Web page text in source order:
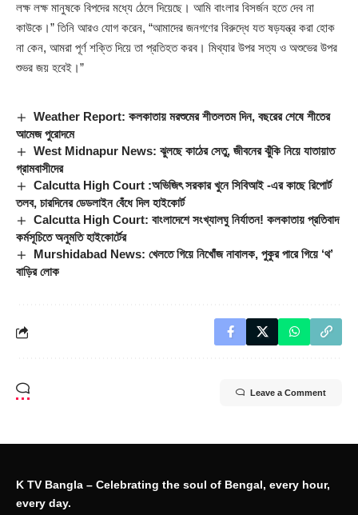
লক্ষ লক্ষ মানুষকে বিপদের মধ্যে ঠেলে দিয়েছে। আমি বাংলার বিসর্জন হতে দেব না
কাউকে।” তিনি আরও যোগ করেন, “আমাদের জনগণের বিরুদ্ধে যত ষড়যন্ত্র করা হোক
না কেন, আমরা পূর্ণ শক্তি দিয়ে তা প্রতিহত করব। মিথ্যার উপর সত্য ও অশুভের উপর
শুভর জয় হবেই।”
Weather Report: কলকাতায় মরশুমের শীতলতম দিন, বছরের শেষে শীতের
আমেজ পুরোদমে
West Midnapur News: ঝুলছে কাঠের সেতু, জীবনের ঝুঁকি নিয়ে যাতায়াত
গ্রামবাসীদের
Calcutta High Court :অভিজিৎ সরকার খুনে সিবিআই -এর কাছে রিপোর্ট
তলব, চারদিনের ডেডলাইন বেঁধে দিল হাইকোর্ট
Calcutta High Court: বাংলাদেশে সংখ্যালঘু নির্যাতন! কলকাতায় প্রতিবাদ
কর্মসূচিতে অনুমতি হাইকোর্টের
Murshidabad News: খেলতে গিয়ে নিখোঁজ নাবালক, পুকুর পারে গিয়ে ‘থ’
বাড়ির লোক
Leave a Comment
K TV Bangla – Celebrating the soul of Bengal, every hour,
every day.